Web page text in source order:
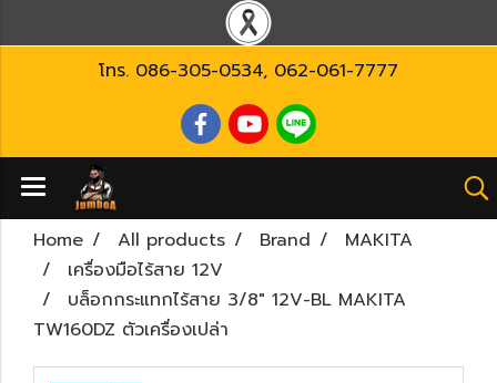
โทร. 086-305-0534, 062-061-7777
Home All products Brand
MAKITA
เครื่องมือไร้สาย 12V
บล็อกกระแทกไร้สาย 3/8" 12V-BL MAKITA
TW160DZ ตัวเครื่องเปล่า